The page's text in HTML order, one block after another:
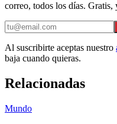
correo, todos los días. Gratis,
Al suscribirte aceptas nuestro
baja cuando quieras.
Relacionadas
Mundo